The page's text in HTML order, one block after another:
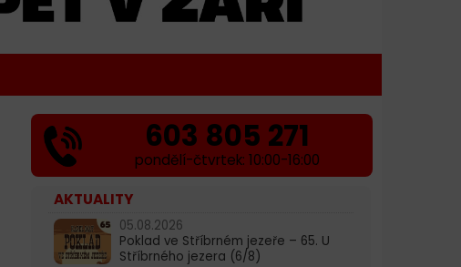
603 805 271
pondělí-čtvrtek: 10:00-16:00
AKTUALITY
05.08.2026
Poklad ve Stříbrném jezeře – 65. U
Stříbrného jezera (6/8)